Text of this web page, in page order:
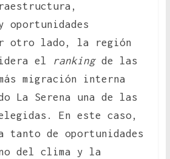
oportunidades
otro lado, la región
el
rankingde las
migración interna
La Serena una de las
En este caso,
tanto de oportunidades
del clima y la